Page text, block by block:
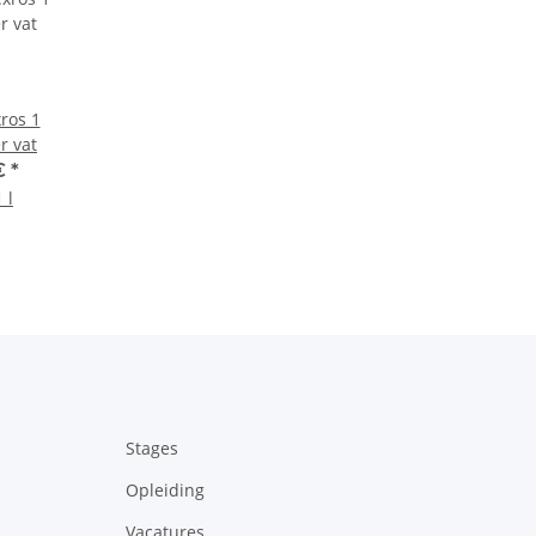
1
vat
*
l
Stages
Opleiding